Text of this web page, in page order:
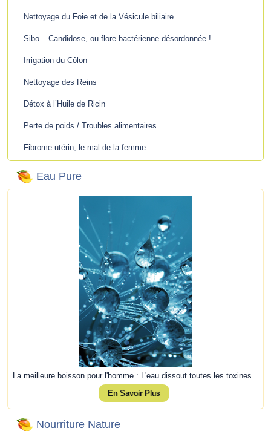
Nettoyage du Foie et de la Vésicule biliaire
Sibo – Candidose, ou flore bactérienne désordonnée !
Irrigation du Côlon
Nettoyage des Reins
Détox à l’Huile de Ricin
Perte de poids / Troubles alimentaires
Fibrome utérin, le mal de la femme
Eau Pure
La meilleure boisson pour l'homme : L'eau dissout toutes les toxines...
En Savoir Plus
Nourriture Nature